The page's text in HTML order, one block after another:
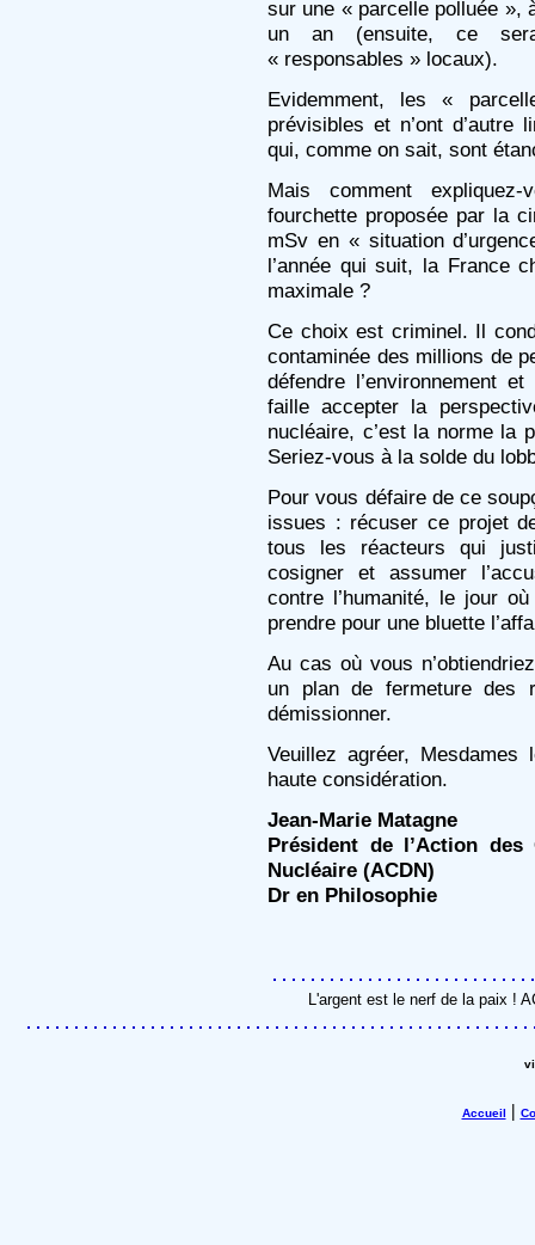
sur une « parcelle polluée »,
un an (ensuite, ce
« responsables » locaux).
Evidemment, les «
prévisibles et n’ont d’autre
qui, comme on sait, sont
Mais comment
fourchette proposée par la
mSv en « situation
l’année qui suit, la France
maximale ?
Ce choix est criminel. Il
contaminée des millions de
défendre l’environnement
faille accepter la
nucléaire, c’est la norme la
Seriez-vous à la solde du
Pour vous défaire de ce
issues : récuser ce projet
tous les réacteurs qui
cosigner et assumer
contre l’humanité, le jour
prendre pour une bluette
Au cas où vous
un plan de fermeture des
démissionner.
Veuillez agréer, Mesdames
haute considération.
Jean-Marie Matagne
Président de l’Action
Nucléaire (ACDN)
Dr en Philosophie
L'argent est le nerf de la paix !
Accueil |